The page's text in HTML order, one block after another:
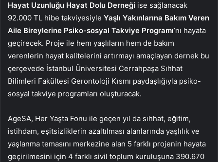
Hayat Uzunluğu Hayat Dolu Derneği ise sağlanacak
92.000 TL hibe takviyesiyle Yaşlı Yakınlarına Bakım Veren
Aile Bireylerine Psiko-sosyal Takviye Programı’nı hayata
geçirecek. Proje ile hem yaşlıların hem de bakım
verenlerin hayat kalitelerini artırmayı amaçlayan dernek bu
çerçevede İstanbul Üniversitesi Cerrahpaşa Sıhhat
Bilimleri Fakültesi Gerontoloji Kısmı paydaşlığıyla psiko-
sosyal takviye programları oluşturacak.
AgeSA, Her Yaşta Fonu ile geçen yıl da sıhhat, eğitim,
istihdam, eşitsizliklerin azaltılması alanlarında yaşlılık ve
yaşlanma temasını merkezine alan 5 farklı projenin hayata
geçirilmesini için 4 farklı sivil toplum kuruluşuna 390.670